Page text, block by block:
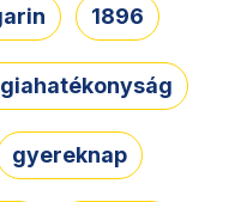
1896
gyereknap